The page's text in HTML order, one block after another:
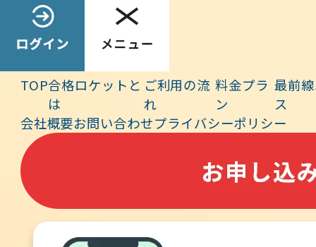
TOP合格ロケットと
は
ご利用の流
れ
料金プラ
ン
最前
ス
会社概要お問い合わせプライバシーポリシー
ページと、 動画ライブラリーページ
料と動画（１コマ3～4本）をご覧ください。